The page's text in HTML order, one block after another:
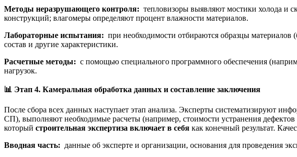
Методы неразрушающего контроля: тепловизоры выявляют мостики холода и
конструкций; влагомеры определяют процент влажности материалов.
Лабораторные испытания: при необходимости отбираются образцы материалов
состав и другие характеристики.
Расчетные методы: с помощью специального программного обеспечения
нагрузок.
📊 Этап 4. Камеральная обработка данных и составление заключения
После сбора всех данных наступает этап анализа. Эксперты систематизируют
СП), выполняют необходимые расчеты (например, стоимости устранения
который строительная экспертиза включает в себя как конечный результат.
Вводная часть: данные об эксперте и организации, основания для проведения